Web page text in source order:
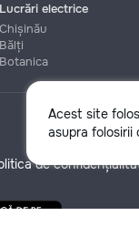
Acest site
asupra folosirii
Lucrări electrice
Chișinău
Bălți
Botanica
de